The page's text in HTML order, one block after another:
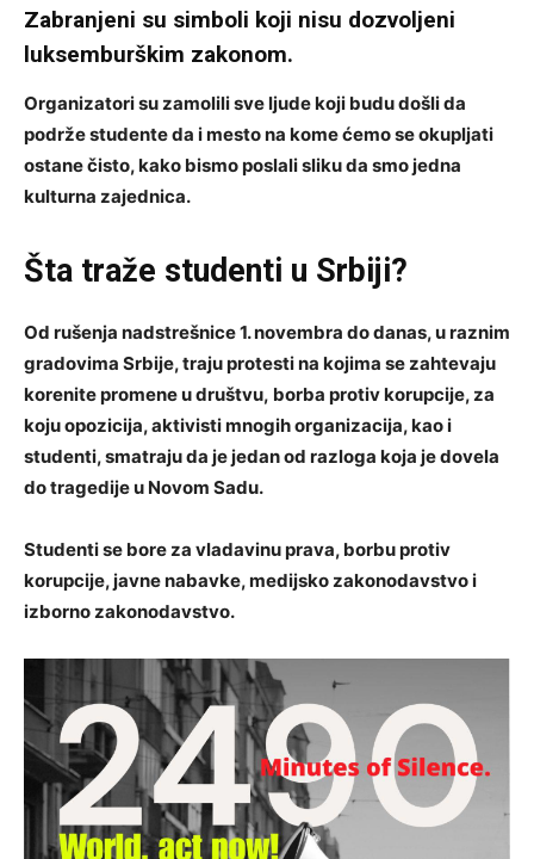
Zabranjeni su simboli koji nisu dozvoljeni
luksemburškim zakonom.
Organizatori su zamolili sve ljude koji budu došli da
podrže studente da i mesto na kome ćemo se okupljati
ostane čisto, kako bismo poslali sliku da smo jedna
kulturna zajednica.
Šta traže studenti u Srbiji?
Od rušenja nadstrešnice 1. novembra do danas, u raznim
gradovima Srbije, traju protesti na kojima se zahtevaju
korenite promene u društvu, borba protiv korupcije, za
koju opozicija, aktivisti mnogih organizacija, kao i
studenti, smatraju da je jedan od razloga koja je dovela
do tragedije u Novom Sadu.
Studenti se bore za vladavinu prava, borbu protiv
korupcije, javne nabavke, medijsko zakonodavstvo i
izborno zakonodavstvo.